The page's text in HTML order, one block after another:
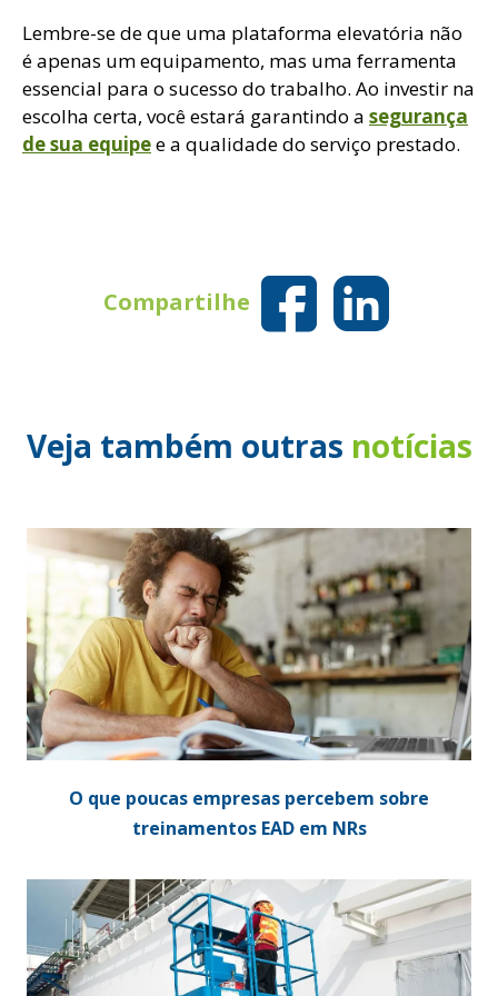
Lembre-se de que uma plataforma elevatória não
é apenas um equipamento, mas uma ferramenta
essencial para o sucesso do trabalho. Ao investir na
escolha certa, você estará garantindo a segurança
de sua equipee a qualidade do serviço prestado.
Compartilhe
Veja também outras notícias
O que poucas empresas percebem sobre
treinamentos EAD em NRs